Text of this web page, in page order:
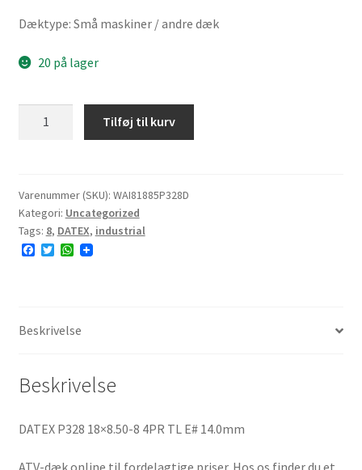
Dæktype: Små maskiner / andre dæk
20 på lager
4PR
TL
E#
14.0mm
Tilføj til kurv
Varenummer (SKU): WAI81885P328D
Kategori: Uncategorized
Tags: 8, DATEX, industrial
F
o
T
r
W
p
Beskrivelse
Beskrivelse
DATEX P328 18×8.50-8 4PR TL E# 14.0mm